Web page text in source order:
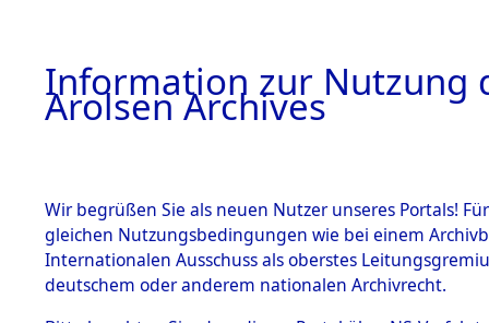
BILD
Information zur Nutzung
Arolsen Archives
Wir begrüßen Sie als neuen Nutzer unseres Portals!
gleichen Nutzungsbedingungen wie bei einem
Internationalen Ausschuss als oberstes
deutschem oder anderem nationalen Archivrecht.